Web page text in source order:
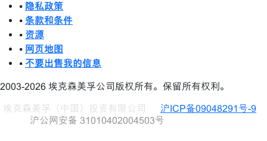
• 隐私政策
• 条款和条件
• 资源
• 网页地图
• 不要出售我的信息
2003-2026 埃克森美孚公司版权所有。保留所有权利。
埃克森美孚（中国）投资有限公司
沪ICP备09048291号-9
沪公网安备 31010402004503号